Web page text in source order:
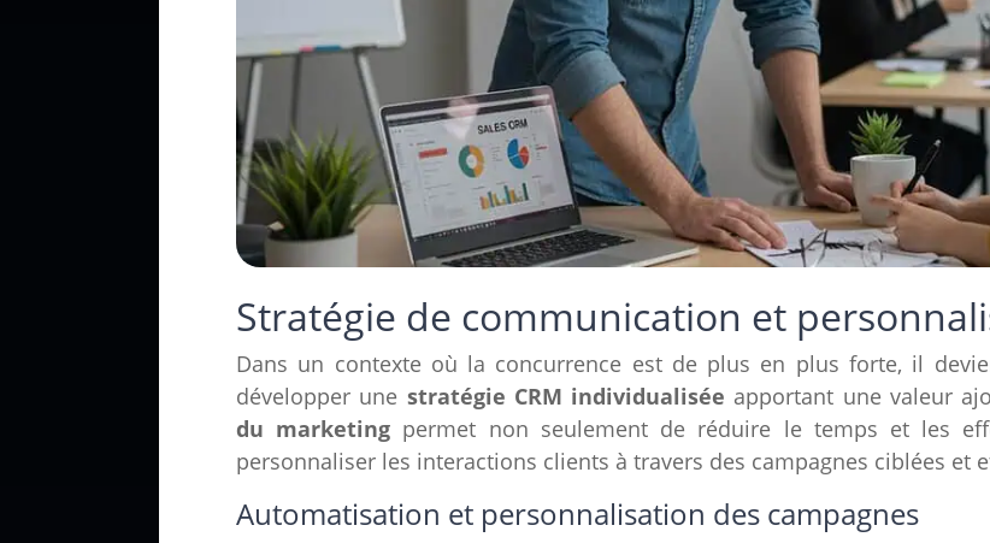
Stratégie de communication et
Dans un contexte où la concurrence est de plus en plus forte, il
développer une stratégie CRM individualisée apportant une valeur
du marketing permet non seulement de réduire le temps et les
personnaliser les interactions clients à travers des campagnes ciblées et
Automatisation et personnalisation des campagnes